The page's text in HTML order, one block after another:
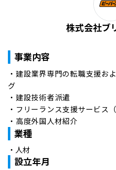
株式会社ブ
事業内容
・建設業界専門の転職支援お
グ
・建設技術者派遣
・フリーランス支援サービス
・高度外国人材紹介
業種
・ 人材
設立年月